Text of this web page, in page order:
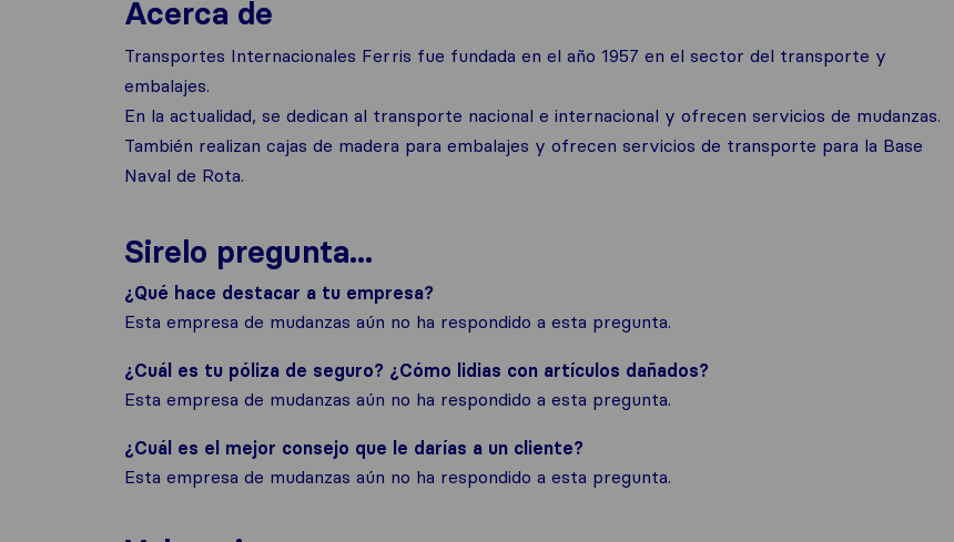
Acerca de
Transportes Internacionales Ferris fue fundada en el año 1957 en el sector del transporte y
embalajes.
En la actualidad, se dedican al transporte nacional e internacional y ofrecen servicios de mudanzas.
También realizan cajas de madera para embalajes y ofrecen servicios de transporte para la Base
Naval de Rota.
Sirelo pregunta...
¿Qué hace destacar a tu empresa?
Esta empresa de mudanzas aún no ha respondido a esta pregunta.
¿Cuál es tu póliza de seguro? ¿Cómo lidias con artículos dañados?
Esta empresa de mudanzas aún no ha respondido a esta pregunta.
¿Cuál es el mejor consejo que le darías a un cliente?
Esta empresa de mudanzas aún no ha respondido a esta pregunta.